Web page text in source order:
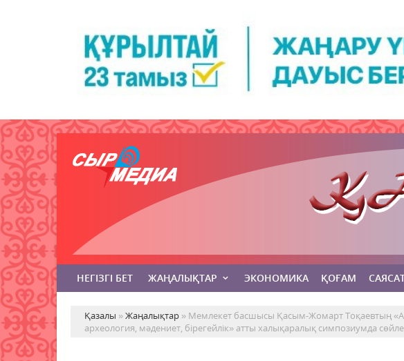
НЕГІЗГІ БЕТ ЖАҢАЛЫҚТАР ЭКОНОМИКА ҚОҒАМ
Қазалы »Жаңалықтар » Мемлекет басшысы Қасым-Жомарт Тоқаевтың
археология, мәдениет, бірегейлік» атты халықаралық симпозиумда